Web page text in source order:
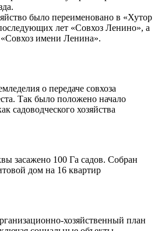
было переименовано в «Хутор
лет «Совхоз Ленино», а
«Совхоз имени Ленина».
о передаче совхоза
Так было положено начало
садоводческого хозяйства
засажено 100 Га садов. Собран
дом на 16 квартир
хозяйственный план